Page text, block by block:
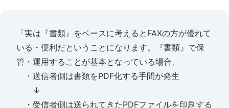
「実は『書類』をベースに考えるとFAXの方が優れて
いる・便利だということになります。『書類』で保
管・運用することが基本となっている場合、
・送信者側は書類をPDF化する手間が発生
↓
・受信者側は送られてきたPDFファイルを印刷する